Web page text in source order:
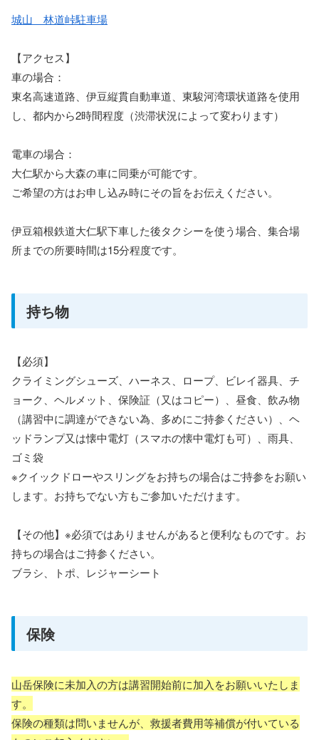
城山 林道峠駐車場
【アクセス】
車の場合：
東名高速道路、伊豆縦貫自動車道、東駿河湾環状道路を使用
し、都内から2時間程度（渋滞状況によって変わります）
電車の場合：
大仁駅から大森の車に同乗が可能です。
ご希望の方はお申し込み時にその旨をお伝えください。
伊豆箱根鉄道大仁駅下車した後タクシーを使う場合、集合場
所までの所要時間は15分程度です。
持ち物
【必須】
クライミングシューズ、ハーネス、ロープ、ビレイ器具、チ
ョーク、ヘルメット、保険証（又はコピー）、昼食、飲み物
（講習中に調達ができない為、多めにご持参ください）、ヘ
ッドランプ又は懐中電灯（スマホの懐中電灯も可）、雨具、
ゴミ袋
※クイックドローやスリングをお持ちの場合はご持参をお願い
します。お持ちでない方もご参加いただけます。
【その他】※必須ではありませんがあると便利なものです。お
持ちの場合はご持参ください。
ブラシ、トポ、レジャーシート
保険
山岳保険に未加入の方は講習開始前に加入をお願いいたしま
す。
保険の種類は問いませんが、救援者費用等補償が付いている